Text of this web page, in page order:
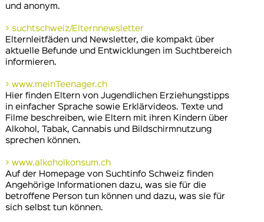
und anonym.
> suchtschweiz/Elternnewsletter
Elternleitfäden und Newsletter, die kompakt über
aktuelle Befunde und Entwicklungen im Suchtbereich
informieren.
> www.meinTeenager.ch
Hier finden Eltern von Jugendlichen Erziehungstipps
in einfacher Sprache sowie Erklärvideos. Texte und
Filme beschreiben, wie Eltern mit ihren Kindern über
Alkohol, Tabak, Cannabis und Bildschirmnutzung
sprechen können.
> www.alkoholkonsum.ch
Auf der Homepage von Suchtinfo Schweiz finden
Angehörige Informationen dazu, was sie für die
betroffene Person tun können und dazu, was sie für
sich selbst tun können.